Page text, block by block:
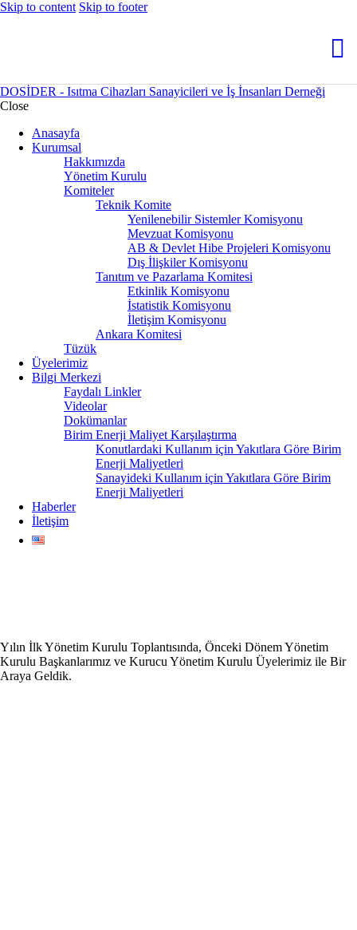
Skip to content Skip to footer
DOSİDER - Isıtma Cihazları Sanayicileri ve İş İnsanları Derneği
Close
Anasayfa
Kurumsal
Hakkımızda
Yönetim Kurulu
Komiteler
Teknik Komite
Yenilenebilir Sistemler Komisyonu
Mevzuat Komisyonu
AB & Devlet Hibe Projeleri Komisyonu
Dış İlişkiler Komisyonu
Tanıtım ve Pazarlama Komitesi
Etkinlik Komisyonu
İstatistik Komisyonu
İletişim Komisyonu
Ankara Komitesi
Tüzük
Üyelerimiz
Bilgi Merkezi
Faydalı Linkler
Videolar
Dokümanlar
Birim Enerji Maliyet Karşılaştırma
Konutlardaki Kullanım için Yakıtlara Göre Birim
Enerji Maliyetleri
Sanayideki Kullanım için Yakıtlara Göre Birim
Enerji Maliyetleri
Haberler
İletişim
Yılın İlk Yönetim Kurulu Toplantısında, Önceki Dönem Yönetim
Kurulu Başkanlarımız ve Kurucu Yönetim Kurulu Üyelerimiz ile Bir
Araya Geldik.